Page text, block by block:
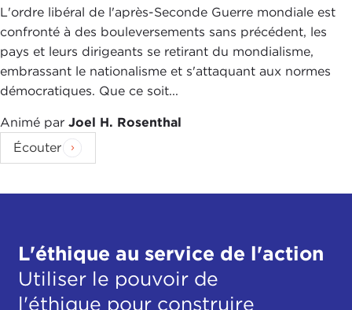
L'ordre libéral de l'après-Seconde Guerre mondiale est
confronté à des bouleversements sans précédent, les
pays et leurs dirigeants se retirant du mondialisme,
embrassant le nationalisme et s'attaquant aux normes
démocratiques. Que ce soit...
Animé par Joel H. Rosenthal
Écouter
L'éthique au service de l'action
Utiliser le pouvoir de
l'éthique pour construire